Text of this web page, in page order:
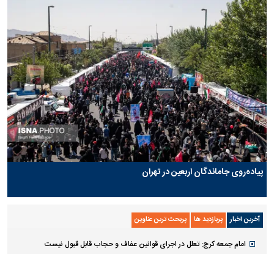
پیاده‌روی جاماندگان اربعین در تهران
آخرین اخبار پربازدید ها پربحث ترین عناوین
امام جمعه کرج: تعلل در اجرای قوانین عفاف و حجاب قابل قبول نیست